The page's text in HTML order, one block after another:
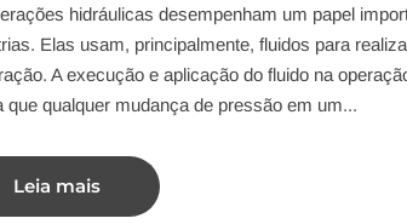
hidráulicas desempenham um papel
Elas usam, principalmente, fluidos para
A execução e aplicação do fluido na
que qualquer mudança de pressão em um...
Leia mais